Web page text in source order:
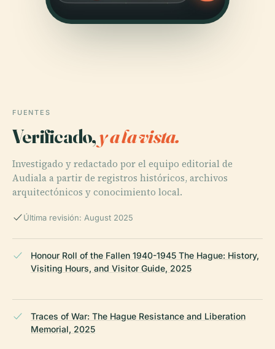
FUENTES
Verificado,y a la vista.
Investigado y redactado por el equipo editorial de
Audiala a partir de registros históricos, archivos
arquitectónicos y conocimiento local.
Última revisión: August 2025
Honour Roll of the Fallen 1940-1945 The Hague: History,
Visiting Hours, and Visitor Guide, 2025
Traces of War: The Hague Resistance and Liberation
Memorial, 2025